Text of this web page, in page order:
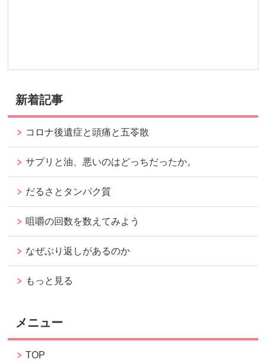
新着記事
コロナ後遺症と頭痛と五苓散
サプリと油、悪いのはどっちだったか。
だるさとタンパク質
咀嚼の回数を数えてみよう
なぜぶり返しがあるのか
もっと見る
メニュー
TOP